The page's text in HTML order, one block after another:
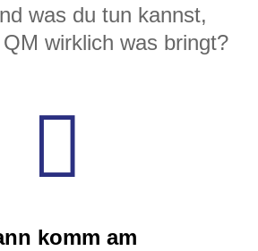
was du tun kannst,
wirklich was bringt?

komm am